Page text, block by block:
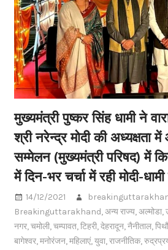
मुख्यमंत्री पुष्कर सिंह धामी ने
श्री नरेन्द्र मोदी की अध्यक्षता
सम्मेलन (मुख्यमंत्री परिषद) में
में दिन-भर चर्चा में रही मोदी-
14/12/2021
Breakinguttarakhand,अन्य राज्य,अल्मोडा,
नगर,चमोली,चम्पावत,टिहरी,देहरादून,नैनीताल,
बागेश्वर,मनोरंजन,महिलाएं,युवा,राजनीतिक,